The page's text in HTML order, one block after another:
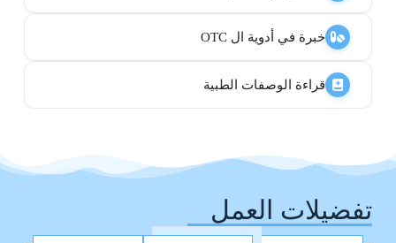
خبرة في أدوية ال OTC
قراءة الوصفات الطبية
تفضيلات العمل